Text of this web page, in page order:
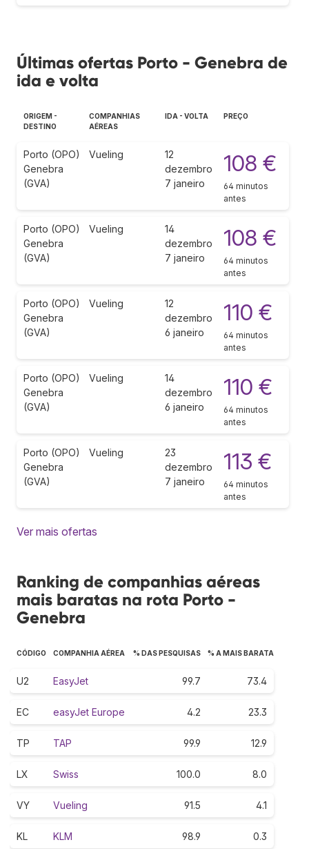
Últimas ofertas Porto - Genebra de
ida e volta
ORIGEM -
DESTINO
COMPANHIAS
AÉREAS
IDA - VOLTA PREÇO
Porto (OPO)
Genebra
(GVA)
Vueling
12
dezembro
7 janeiro
108 €
64 minutos
antes
Porto (OPO)
Genebra
(GVA)
Vueling
14
dezembro
7 janeiro
108 €
64 minutos
antes
Porto (OPO)
Genebra
(GVA)
Vueling
12
dezembro
6 janeiro
110 €
64 minutos
antes
Porto (OPO)
Genebra
(GVA)
Vueling
14
dezembro
6 janeiro
110 €
64 minutos
antes
Porto (OPO)
Genebra
(GVA)
Vueling
23
dezembro
7 janeiro
113 €
64 minutos
antes
Ver mais ofertas
Ranking de companhias aéreas
mais baratas na rota Porto -
Genebra
CÓDIGO COMPANHIA AÉREA % DAS PESQUISAS % A MAIS BARATA
U2 EasyJet 99.7 73.4
EC easyJet Europe 4.2 23.3
TP TAP 99.9 12.9
LX Swiss 100.0 8.0
VY Vueling 91.5 4.1
KL KLM 98.9 0.3